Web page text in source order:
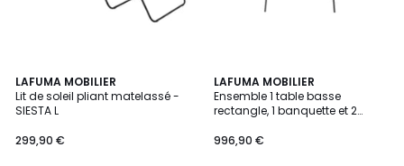
LAFUMA MOBILIER
Lit de soleil pliant matelassé -
SIESTA L
299,90 €
LAFUMA MOBILIER
Ensemble 1 table basse
rectangle, 1 banquette et 2
996,90 €
5
/
5